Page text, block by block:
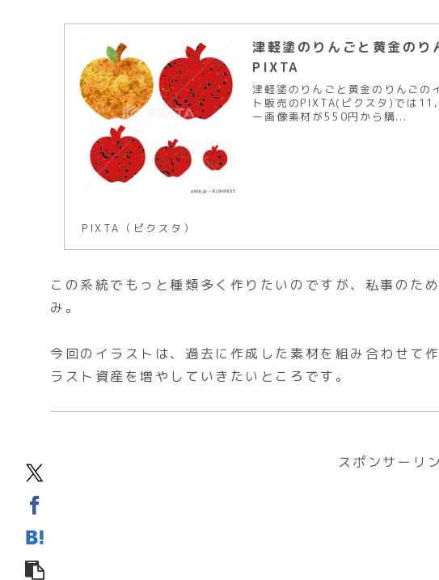
津軽塗のりんごと黄金の
PIXTA
津軽塗のりんごと黄金のりんご
ト販売のPIXTA(ピクスタ)では
ー画像素材が550円から購...
PIXTA（ピクスタ）
この系統でもっと種類多く作りたいのですが、私事のた
み。
今回のイラストは、過去に作成した素材を組み合わせて
ラスト資産を増やしていきたいところです。
スポンサーリ